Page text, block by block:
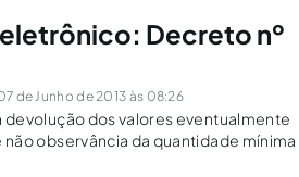
Decreto nº
de Junho de 2013 às 08:26
dos valores eventualmente
observância da quantidade